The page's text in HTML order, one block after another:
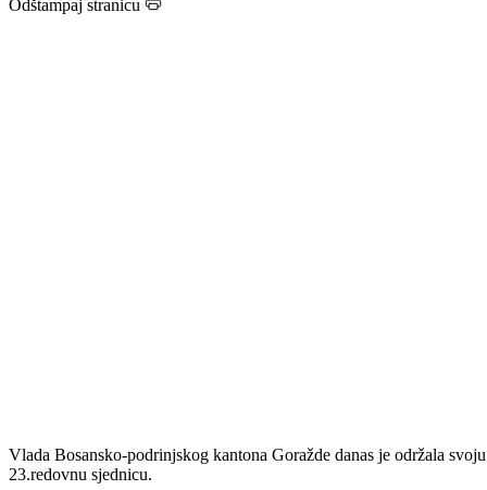
Datum: 29.06.2015.